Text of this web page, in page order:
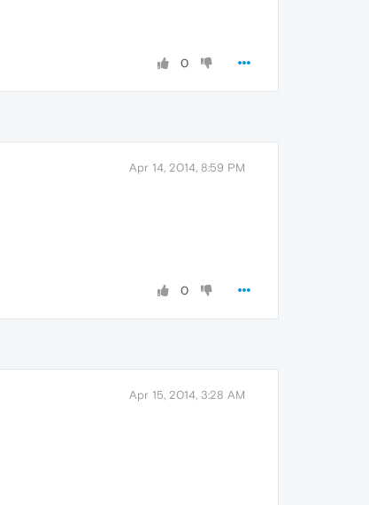
0
Apr 14, 2014, 8:59 PM
0
Apr 15, 2014, 3:28 AM